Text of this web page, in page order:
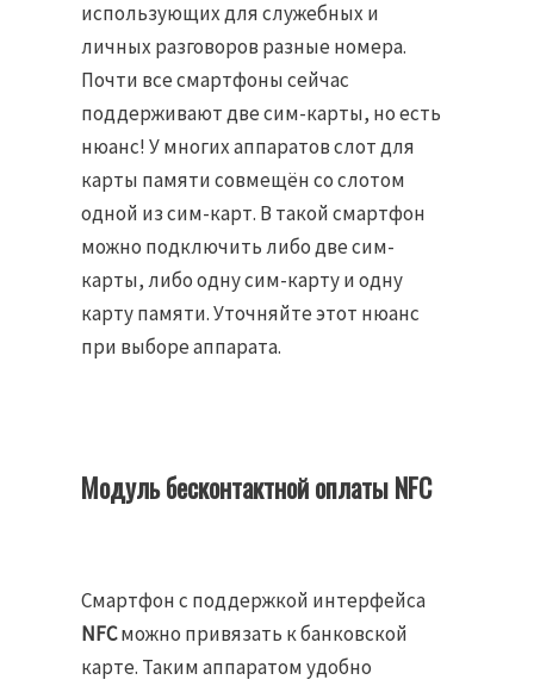
использующих для служебных и
личных разговоров разные номера.
Почти все смартфоны сейчас
поддерживают две сим-карты, но есть
нюанс! У многих аппаратов слот для
карты памяти совмещён со слотом
одной из сим-карт. В такой смартфон
можно подключить либо две сим-
карты, либо одну сим-карту и одну
карту памяти. Уточняйте этот нюанс
при выборе аппарата.
Модуль бесконтактной оплаты NFC
Смартфон с поддержкой интерфейса
NFCможно привязать к банковской
карте. Таким аппаратом удобно